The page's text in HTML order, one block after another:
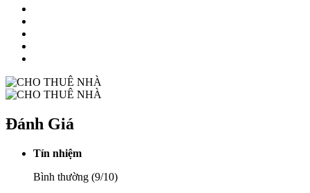
Đánh Giá
Tín nhiệm
Bình thường (9/10)